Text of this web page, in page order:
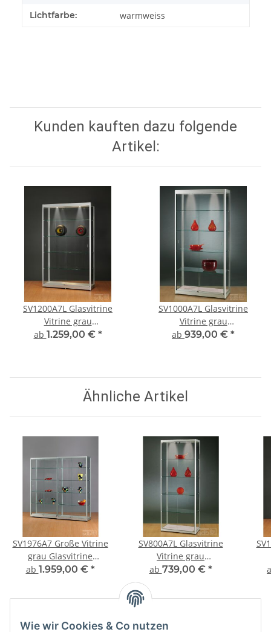
Wie wir Cookies & Co nutzen
Lichtfarbe: warmweiss
Kunden kauften dazu folgende
Artikel:
SV1200A7L Glasvitrine
Vitrine grau
Ausstellungsvitrine
ab 1.259,00 € *
SV1000A7L Glasvitrine
Vitrine grau
Ausstellungsvitrine
ab 939,00 € *
Ähnliche Artikel
SV1976A7 Große Vitrine
grau Glasvitrine
Ausstellungsvitrine
ab 1.959,00 € *
SV800A7L Glasvitrine
Vitrine grau
Ausstellungsvitrine
Präsentationsvitrine Alu
Silber mit Beleuchtung
ab 739,00 € *